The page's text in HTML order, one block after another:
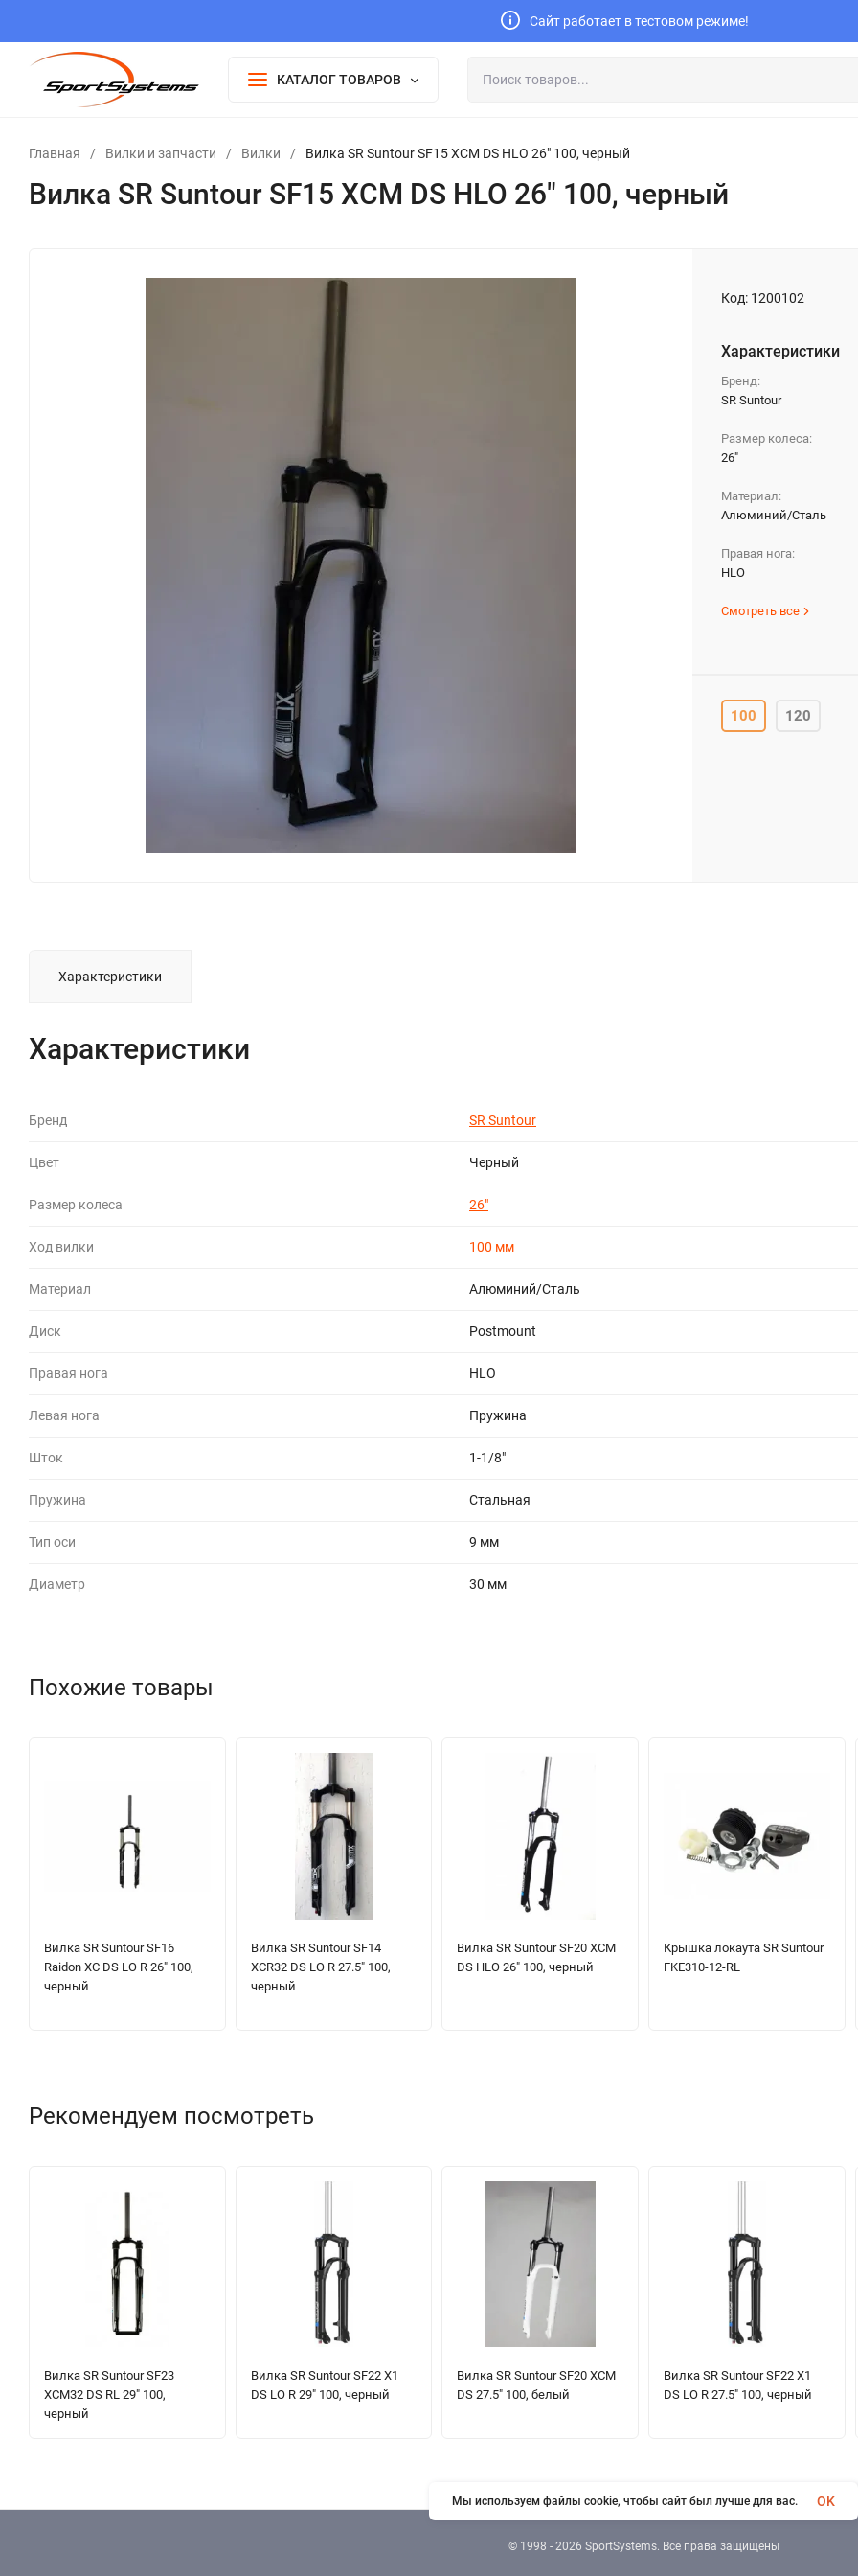
Сайт работает в тестовом режиме!
КАТАЛОГ ТОВАРОВ
Главная / Вилки и запчасти / Вилки / Вилка SR Suntour SF15 XCM DS HLO 26" 100, черный
Вилка SR Suntour SF15 XCM DS HLO 26" 100, черный
Код: 1200102
Характеристики
Бренд:
SR Suntour
Размер колеса:
26"
Материал:
Алюминий/Cталь
Правая нога:
HLO
Смотреть все
100 120
Характеристики
Характеристики
Бренд SR Suntour
Цвет Черный
Размер колеса 26"
Ход вилки 100 мм
Материал Алюминий/Cталь
Диск Postmount
Правая нога HLO
Левая нога Пружина
Шток 1-1/8"
Пружина Стальная
Тип оси 9 мм
Диаметр 30 мм
Похожие товары
Вилка SR Suntour SF16
Raidon XC DS LO R 26" 100,
черный
Вилка SR Suntour SF14
XCR32 DS LO R 27.5" 100,
черный
Вилка SR Suntour SF20 XCM
DS HLO 26" 100, черный
Крышка локаута SR Suntour
FKE310-12-RL
Рекомендуем посмотреть
Вилка SR Suntour SF23
XCM32 DS RL 29" 100,
черный
Вилка SR Suntour SF22 X1
DS LO R 29" 100, черный
Вилка SR Suntour SF20 XCM
DS 27.5" 100, белый
Вилка SR Suntour SF22 X1
DS LO R 27.5" 100, черный
© 1998 - 2026 SportSystems. Все права защищены
Мы используем файлы cookie, чтобы сайт был лучше для вас. OK